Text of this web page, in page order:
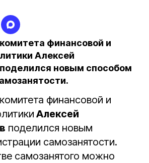
финансовой и
Алексей
новым способом
финансовой и
Алексей
поделился новым
самозанятости.
самозанятого можно